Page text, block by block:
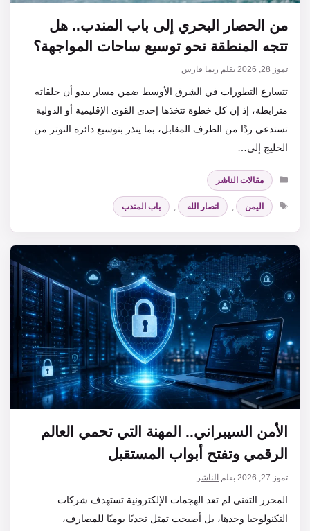
من الحصار البحري إلى باب المندب.. هل
تتجه المنطقة نحو توسيع ساحات المواجهة؟
تموز 28, 2026 بقلم ريما فارس
تتسارع التطورات في الشرق الأوسط ضمن مسار يبدو أن حلقاته
مترابطة، إذ إن كل خطوة تتخذها إحدى القوى الإقليمية أو الدولية
تستدعي ردًا من الطرف المقابل، بما ينذر بتوسيع دائرة التوتر من
الخليج إلى…
التصنيفات
مقالات الناشر
الوسوم
اليمن , انصار الله , باب المندب
الأمن السيبراني.. المهنة التي تحمي العالم
الرقمي وتفتح أبواب المستقبل
تموز 27, 2026 بقلم الناشر
المحرر التقني لم تعد الهجمات الإلكترونية تستهدف شركات
التكنولوجيا وحدها، بل أصبحت تمثل تحديًا يوميًا للمصارف،